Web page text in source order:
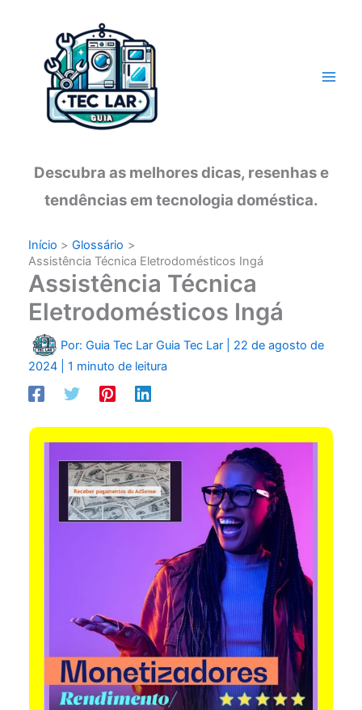
conteúdo
Descubra as melhores dicas, resenhas e
tendências em tecnologia doméstica.
Início
Glossário
Assistência Técnica Eletrodomésticos Ingá
Assistência Técnica
Eletrodomésticos Ingá
Por: Guia Tec Lar Guia Tec Lar
22 de agosto de
2024
1 minuto de leitura